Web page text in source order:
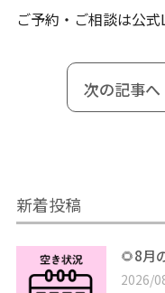
ご予約・ご相談は公
次の記事へ
新着投稿
🌻8月
2026/